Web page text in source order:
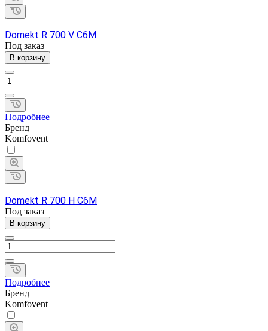
Domekt R 700 V C6M
Под заказ
В корзину
Подробнее
Бренд
Komfovent
Domekt R 700 H C6M
Под заказ
В корзину
Подробнее
Бренд
Komfovent